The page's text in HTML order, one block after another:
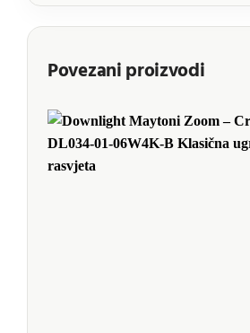
Povezani proizvodi